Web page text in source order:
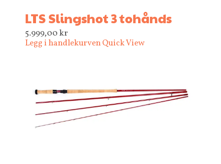
LTS Slingshot 3 tohånds
5.999,00kr
Legg i handlekurvenQuick View